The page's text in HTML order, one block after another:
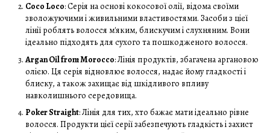
Coco Loco: Серія на основі кокосової олії, відома своїми
зволожуючими і живильними властивостями. Засоби з цієї
лінії роблять волосся м'яким, блискучим і слухняним. Вони
ідеально підходять для сухого та пошкодженого волосся.
Argan Oil from Morocco: Лінія продуктів, збагачена аргановою
олією. Ця серія відновлює волосся, надає йому гладкості і
блиску, а також захищає від шкідливого впливу
навколишнього середовища.
Poker Straight: Лінія для тих, хто бажає мати ідеально рівне
волосся. Продукти цієї серії забезпечують гладкість і захист